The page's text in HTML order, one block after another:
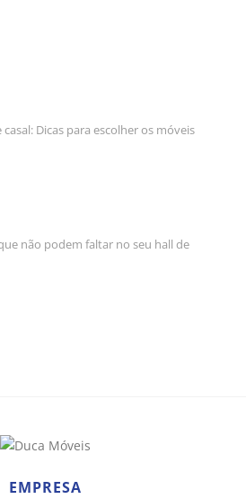
Dicas para escolher os móveis
não podem faltar no seu hall de
EMPRESA